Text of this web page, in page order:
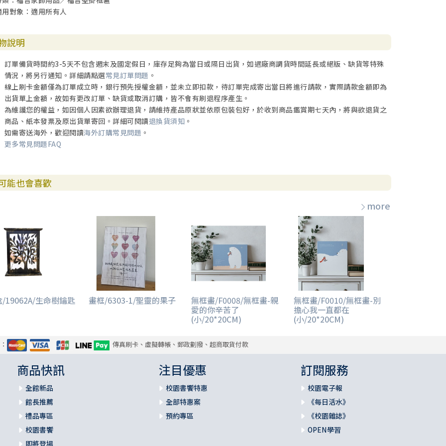
用對象：適用所有人
說明
訂單備貨時間約3-5天不包含週末及國定假日，庫存足夠為當日或隔日出貨，如遇廠商調貨時間延長或絕版、缺貨等特殊
情況，將另行通知。詳細請點選常見訂單問題 。
線上刷卡金額僅為訂單成立時，銀行預先授權金額，並未立即扣款，待訂單完成寄出當日將進行請款，實際請款金額即為
出貨單上金額，故如有更改訂單、缺貨或取消訂購，皆不會有刷退程序產生。
為維護您的權益，如因個人因素欲辦理退貨，請維持產品原狀並依原包裝包好，於收到商品鑑賞期七天內，將與欲退貨之
商品、紙本發票及原出貨單寄回。詳細可閱讀退換貨須知 。
如需寄送海外，歡迎閱讀海外訂購常見問題 。
更多常見問題FAQ
能也會喜歡
more
/19062A/生命樹鑰匙 畫框/6303-1/聖靈的果子 無框畫/F0008/無框畫-親
愛的你辛苦了
(小/20*20CM)
無框畫/F0010/無框畫-別
擔心我一直都在
(小/20*20CM)
傳真刷卡、虛擬轉帳、郵政劃撥、超商取貨付款
商品快訊
全館新品
館長推薦
禮品專區
校園書饗
即將登場
注目優惠
校園書饗特惠
全部特惠案
預約專區
訂閱服務
校園電子報
《每日活水》
《校園雜誌》
OPEN學習